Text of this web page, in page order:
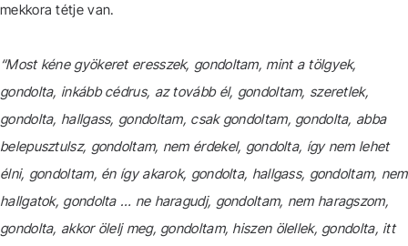
mekkora tétje van.
“Most kéne gyökeret eresszek, gondoltam, mint a tölgyek,
gondolta, inkább cédrus, az tovább él, gondoltam, szeretlek,
gondolta, hallgass, gondoltam, csak gondoltam, gondolta, abba
belepusztulsz, gondoltam, nem érdekel, gondolta, így nem lehet
élni, gondoltam, én így akarok, gondolta, hallgass, gondoltam, nem
hallgatok, gondolta … ne haragudj, gondoltam, nem haragszom,
gondolta, akkor ölelj meg, gondoltam, hiszen ölellek, gondolta, itt